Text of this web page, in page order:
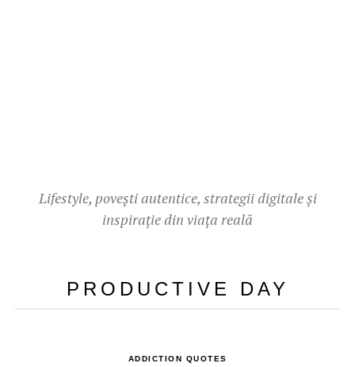
Lifestyle, povești autentice, strategii digitale și
inspirație din viața reală
PRODUCTIVE DAY
ADDICTION QUOTES